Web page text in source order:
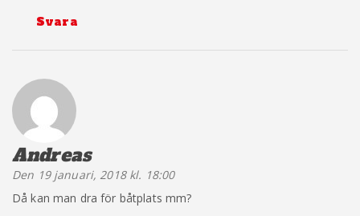
Anti-Spam by CleanTalk
Svara
Andreassäger:
Den 19 januari, 2018 kl. 18:00
Då kan man dra för båtplats mm?